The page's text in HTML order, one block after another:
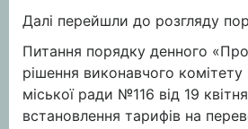
Далі перейшли до розгляду
Питання порядку денного
рішення виконавчого комітету
міської ради №116 від 19
встановлення тарифів на